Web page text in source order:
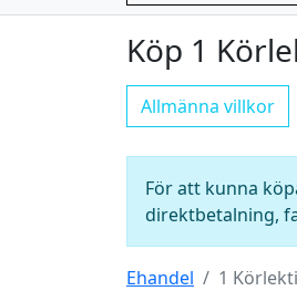
Köp 1
Allmänna villkor
För att kunna
direktbetalning,
Ehandel 1